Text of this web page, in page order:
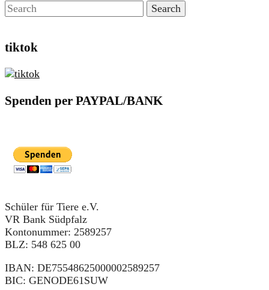
tiktok
Spenden per PAYPAL/BANK
Schüler für Tiere e.V.
VR Bank Südpfalz
Kontonummer: 2589257
BLZ: 548 625 00
IBAN: DE75548625000002589257
BIC: GENODE61SUW